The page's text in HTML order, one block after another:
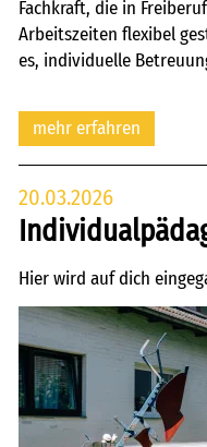
Fachkraft, die in
Arbeitszeiten flexibel
es, individuelle
mehr erfahren
20.03.2026
Hier wird auf dich